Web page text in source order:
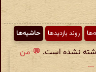
روند بازدیدها حاشیه‌ها
نشده است. 💬 من